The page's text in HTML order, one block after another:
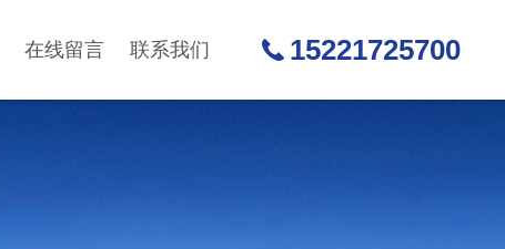
在线留言 联系我们 15221725700